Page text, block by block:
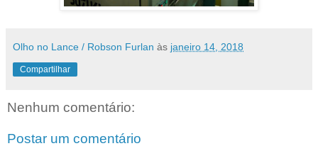
Olho no Lance / Robson Furlan às janeiro 14, 2018
Compartilhar
Nenhum comentário:
Postar um comentário